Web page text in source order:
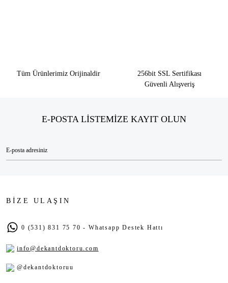
Tüm Ürünlerimiz Orijinaldir
256bit SSL Sertifikası
Güvenli Alışveriş
E-POSTA LİSTEMİZE KAYIT OLUN
BİZE ULAŞIN
0 (531) 831 75 70 - Whatsapp Destek Hattı
info@dekantdoktoru.com
@dekantdoktoruu